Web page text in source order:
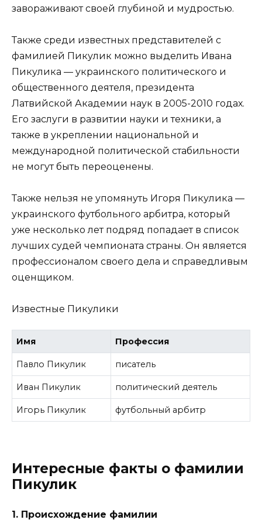
завораживают своей глубиной и мудростью.
Также среди известных представителей с
фамилией Пикулик можно выделить Ивана
Пикулика — украинского политического и
общественного деятеля, президента
Латвийской Академии наук в 2005-2010 годах.
Его заслуги в развитии науки и техники, а
также в укреплении национальной и
международной политической стабильности
не могут быть переоценены.
Также нельзя не упомянуть Игоря Пикулика —
украинского футбольного арбитра, который
уже несколько лет подряд попадает в список
лучших судей чемпионата страны. Он является
профессионалом своего дела и справедливым
оценщиком.
Известные Пикулики
Имя Профессия
Павло Пикулик писатель
Иван Пикулик политический деятель
Игорь Пикулик футбольный арбитр
Интересные факты о фамилии
Пикулик
1. Происхождение фамилии